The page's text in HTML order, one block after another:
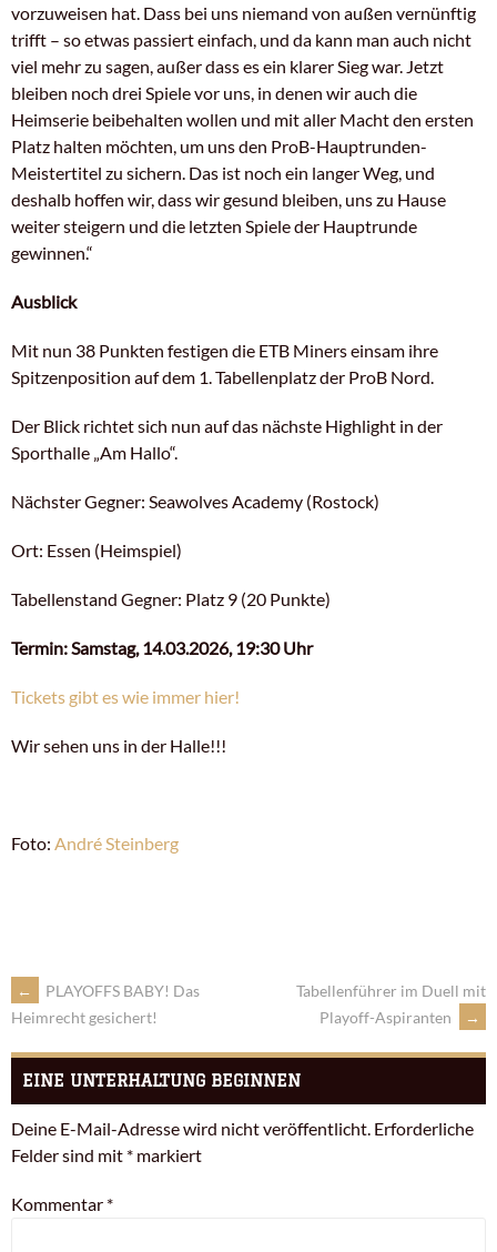
vorzuweisen hat. Dass bei uns niemand von außen vernünftig
trifft – so etwas passiert einfach, und da kann man auch nicht
viel mehr zu sagen, außer dass es ein klarer Sieg war. Jetzt
bleiben noch drei Spiele vor uns, in denen wir auch die
Heimserie beibehalten wollen und mit aller Macht den ersten
Platz halten möchten, um uns den ProB-Hauptrunden-
Meistertitel zu sichern. Das ist noch ein langer Weg, und
deshalb hoffen wir, dass wir gesund bleiben, uns zu Hause
weiter steigern und die letzten Spiele der Hauptrunde
gewinnen.“
Ausblick
Mit nun 38 Punkten festigen die ETB Miners einsam ihre
Spitzenposition auf dem 1. Tabellenplatz der ProB Nord.
Der Blick richtet sich nun auf das nächste Highlight in der
Sporthalle „Am Hallo“.
Nächster Gegner: Seawolves Academy (Rostock)
Ort: Essen (Heimspiel)
Tabellenstand Gegner: Platz 9 (20 Punkte)
Termin: Samstag, 14.03.2026, 19:30 Uhr
Tickets gibt es wie immer hier!
Wir sehen uns in der Halle!!!
Foto: André Steinberg
←
PLAYOFFS BABY! Das
Heimrecht gesichert!
Tabellenführer im Duell mit
Playoff-Aspiranten
→
EINE UNTERHALTUNG BEGINNEN
Deine E-Mail-Adresse wird nicht veröffentlicht. Erforderliche
Felder sind mit * markiert
Kommentar *